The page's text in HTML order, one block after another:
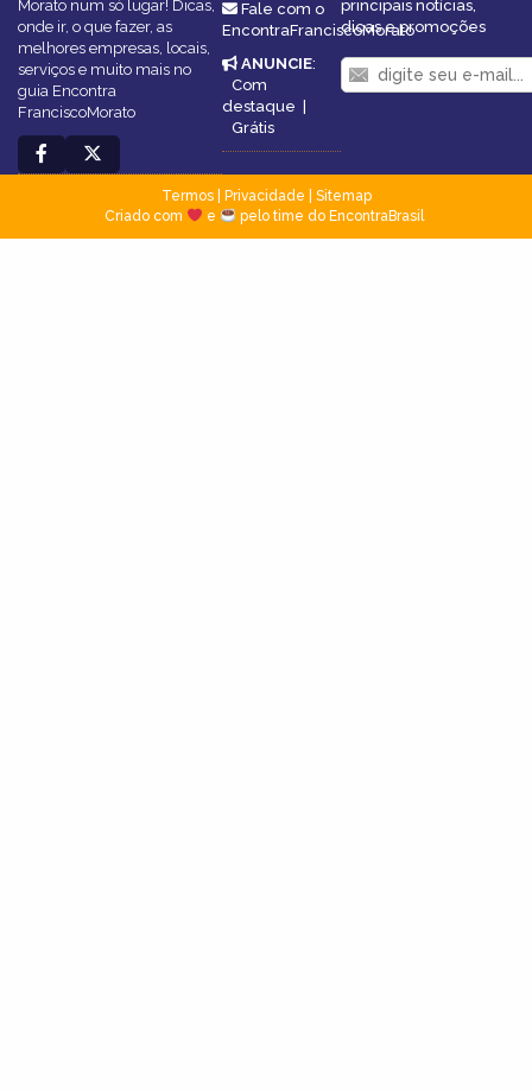
Morato num só lugar! Dicas,
onde ir, o que fazer, as
melhores empresas, locais,
serviços e muito mais no
guia Encontra
FranciscoMorato
Fale com o
EncontraFranciscoMorato
ANUNCIE:
Com
destaque
Grátis
principais notícias,
dicas e promoções
Termos| Privacidade
Sitemap
Criado com
e pelo time do EncontraBrasil